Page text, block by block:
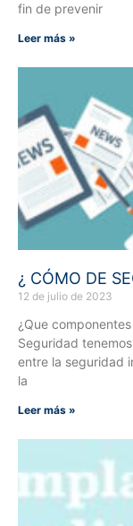
fin de prevenir
Leer más »
¿ CÓMO DE
12 de julio de 2023
¿Que
Seguridad
entre la seguridad
la
Leer más »